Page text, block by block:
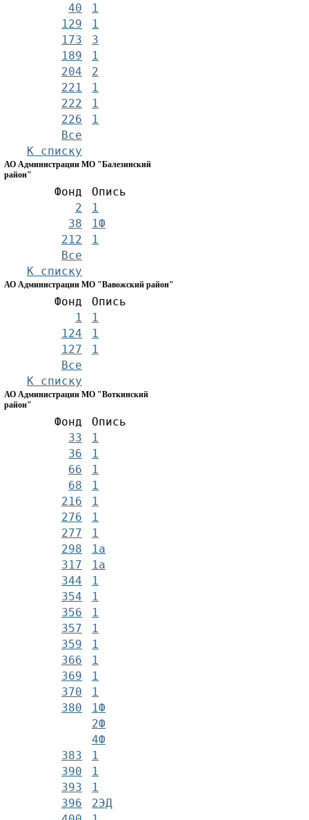
40
129
1
173
1
189
3
204
1
2
221
1
222
1
226
1
Все
К списку
АО Администрации МО "Балезинский
район"
Фонд
Опись
2
1
38
1Ф
212
1
Все
К списку
АО Администрации МО "Вавожский район"
Фонд
Опись
1
1
124
1
127
1
Все
К списку
АО Администрации МО "Воткинский
район"
Фонд
Опись
33
1
36
1
66
1
68
1
216
1
276
1
277
1
298
1а
317
1а
344
1
354
1
356
1
357
1
359
1
366
1
369
1
370
1
380
1Ф
2Ф
4Ф
383
1
390
1
393
1
396
2ЭД